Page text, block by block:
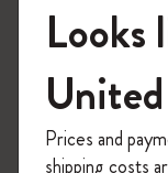
モ
「
Looks
Prices and
shipping costs